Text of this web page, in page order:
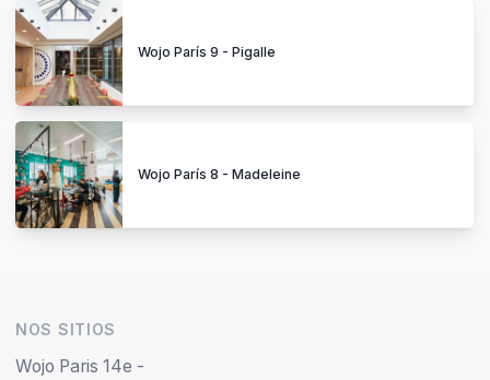
Wojo París 9 - Pigalle
Wojo París 8 - Madeleine
NOS SITIOS
Wojo Paris 14e -